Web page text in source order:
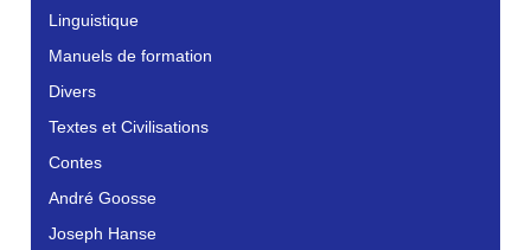
Linguistique
Manuels de formation
Divers
Textes et Civilisations
Contes
André Goosse
Joseph Hanse